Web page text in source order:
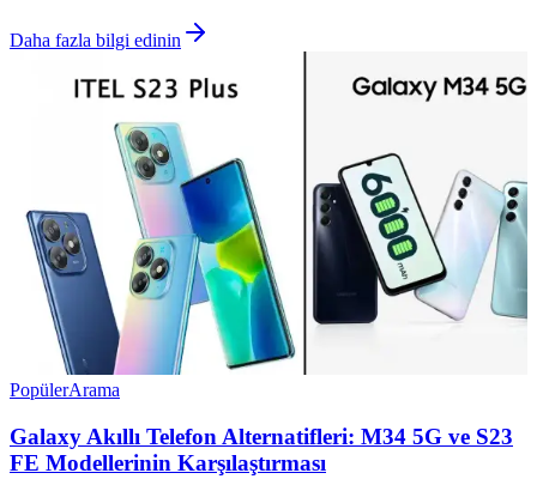
Daha fazla bilgi edinin
PopülerArama
Galaxy Akıllı Telefon Alternatifleri: M34 5G ve S23
FE Modellerinin Karşılaştırması